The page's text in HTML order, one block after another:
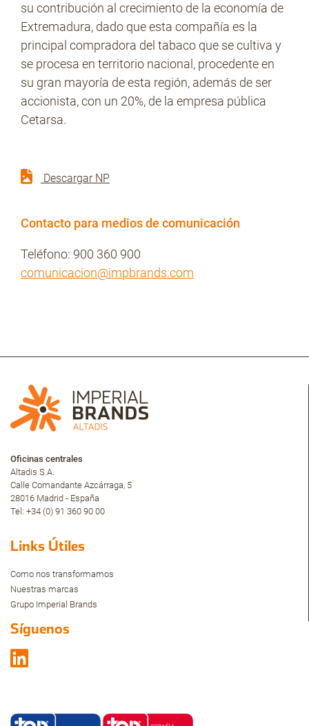
su contribución al crecimiento de la economía de
Extremadura, dado que esta compañía es la
principal compradora del tabaco que se cultiva y
se procesa en territorio nacional, procedente en
su gran mayoría de esta región, además de ser
accionista, con un 20%, de la empresa pública
Cetarsa.
Descargar NP
Contacto para medios de comunicación
Teléfono: 900 360 900
comunicacion@impbrands.com
Oficinas centrales
Altadis S.A.
Calle Comandante Azcárraga, 5
28016 Madrid - España
Tel: +34 (0) 91 360 90 00
Links Útiles
Como nos transformamos
Nuestras marcas
Grupo Imperial Brands
Síguenos